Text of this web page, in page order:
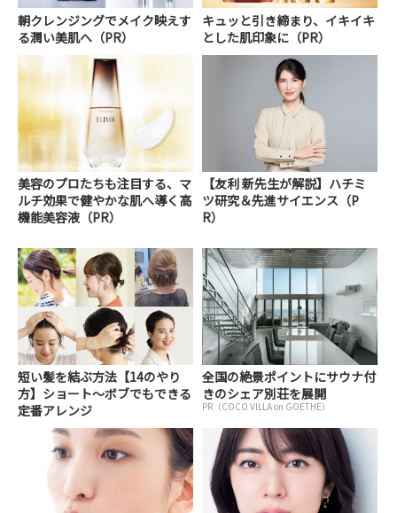
朝クレンジングでメイク映えす
る潤い美肌へ（PR）
キュッと引き締まり、イキイキ
とした肌印象に（PR）
美容のプロたちも注目する、マ
ルチ効果で健やかな肌へ導く高
機能美容液（PR）
【友利 新先生が解説】ハチミ
ツ研究＆先進サイエンス（P
R）
短い髪を結ぶ方法【14のやり
方】ショート～ボブでもできる
定番アレンジ
全国の絶景ポイントにサウナ付
きのシェア別荘を展開
PR（COCO VILLA on GOETHE）